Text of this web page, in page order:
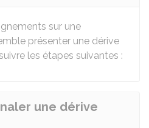
sur une
présenter une dérive
les étapes suivantes :
une dérive